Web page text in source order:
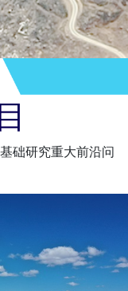
础研究重大前沿问